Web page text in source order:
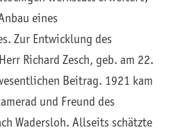
eines
Zur Entwicklung des
Richard Zesch, geb. am 22.
Beitrag. 1921 kam
und Freund des
Wadersloh. Allseits schätzte